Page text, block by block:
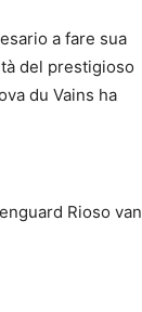
a fare sua
del prestigioso
du Vains ha
Rioso van